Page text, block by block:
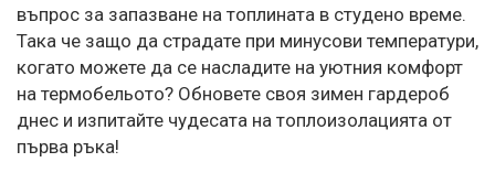
въпрос за запазване на топлината в студено време.
Така че защо да страдате при минусови температури,
когато можете да се насладите на уютния комфорт
на термобельото? Обновете своя зимен гардероб
днес и изпитайте чудесата на топлоизолацията от
първа ръка!